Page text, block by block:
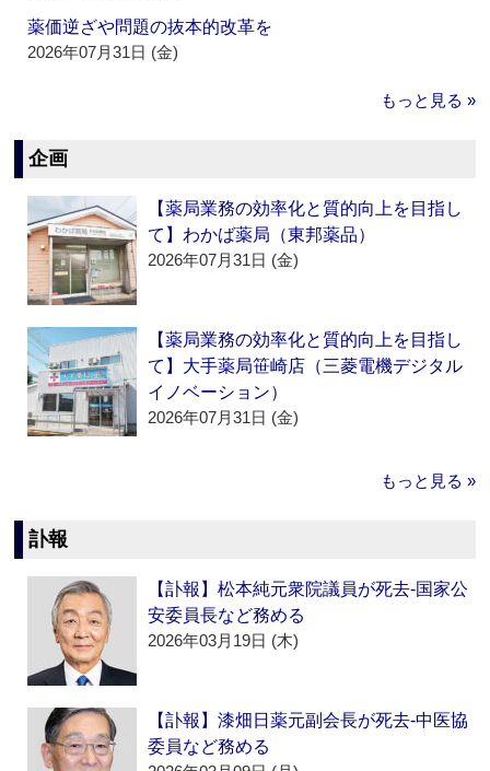
薬価逆ざや問題の抜本的改革を
2026年07月31日 (金)
もっと見る »
企画
【薬局業務の効率化と質的向上を目指し
て】わかば薬局（東邦薬品）
2026年07月31日 (金)
【薬局業務の効率化と質的向上を目指し
て】大手薬局笹崎店（三菱電機デジタル
イノベーション）
2026年07月31日 (金)
もっと見る »
訃報
【訃報】松本純元衆院議員が死去‐国家公
安委員長など務める
2026年03月19日 (木)
【訃報】漆畑日薬元副会長が死去‐中医協
委員など務める